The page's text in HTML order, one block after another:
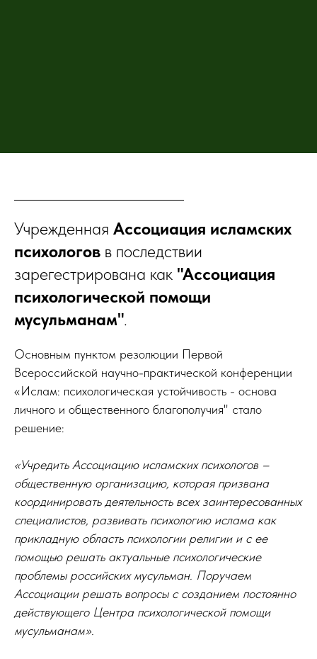
Учрежденная Ассоциация исламских
психологов в последствии
зарегестрирована как "Ассоциация
психологической помощи
мусульманам".
Основным пунктом резолюции Первой
Всероссийской научно-практической конференции
«Ислам: психологическая устойчивость - основа
личного и общественного благополучия" стало
решение:
«Учредить Ассоциацию исламских психологов –
общественную организацию, которая призвана
координировать деятельность всех заинтересованных
специалистов, развивать психологию ислама как
прикладную область психологии религии и с ее
помощью решать актуальные психологические
проблемы российских мусульман. Поручаем
Ассоциации решать вопросы с созданием постоянно
действующего Центра психологической помощи
мусульманам».